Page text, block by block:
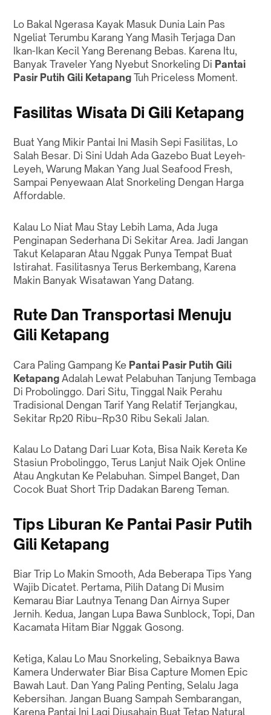
Lo Bakal Ngerasa Kayak Masuk Dunia Lain Pas
Ngeliat Terumbu Karang Yang Masih Terjaga Dan
Ikan-Ikan Kecil Yang Berenang Bebas. Karena Itu,
Banyak Traveler Yang Nyebut Snorkeling Di Pantai
Pasir Putih Gili Ketapang Tuh Priceless Moment.
Fasilitas Wisata Di Gili Ketapang
Buat Yang Mikir Pantai Ini Masih Sepi Fasilitas, Lo
Salah Besar. Di Sini Udah Ada Gazebo Buat Leyeh-
Leyeh, Warung Makan Yang Jual Seafood Fresh,
Sampai Penyewaan Alat Snorkeling Dengan Harga
Affordable.
Kalau Lo Niat Mau Stay Lebih Lama, Ada Juga
Penginapan Sederhana Di Sekitar Area. Jadi Jangan
Takut Kelaparan Atau Nggak Punya Tempat Buat
Istirahat. Fasilitasnya Terus Berkembang, Karena
Makin Banyak Wisatawan Yang Datang.
Rute Dan Transportasi Menuju
Gili Ketapang
Cara Paling Gampang Ke Pantai Pasir Putih Gili
Ketapang Adalah Lewat Pelabuhan Tanjung Tembaga
Di Probolinggo. Dari Situ, Tinggal Naik Perahu
Tradisional Dengan Tarif Yang Relatif Terjangkau,
Sekitar Rp20 Ribu–Rp30 Ribu Sekali Jalan.
Kalau Lo Datang Dari Luar Kota, Bisa Naik Kereta Ke
Stasiun Probolinggo, Terus Lanjut Naik Ojek Online
Atau Angkutan Ke Pelabuhan. Simpel Banget, Dan
Cocok Buat Short Trip Dadakan Bareng Teman.
Tips Liburan Ke Pantai Pasir Putih
Gili Ketapang
Biar Trip Lo Makin Smooth, Ada Beberapa Tips Yang
Wajib Dicatet. Pertama, Pilih Datang Di Musim
Kemarau Biar Lautnya Tenang Dan Airnya Super
Jernih. Kedua, Jangan Lupa Bawa Sunblock, Topi, Dan
Kacamata Hitam Biar Nggak Gosong.
Ketiga, Kalau Lo Mau Snorkeling, Sebaiknya Bawa
Kamera Underwater Biar Bisa Capture Momen Epic
Bawah Laut. Dan Yang Paling Penting, Selalu Jaga
Kebersihan. Jangan Buang Sampah Sembarangan,
Karena Pantai Ini Lagi Diusahain Buat Tetap Natural